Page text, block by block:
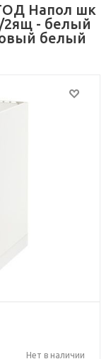
Напол шк
- белый
белый
Нет в наличии